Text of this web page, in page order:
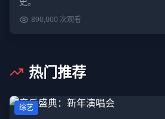
890,000 次观看
热门推荐
综艺